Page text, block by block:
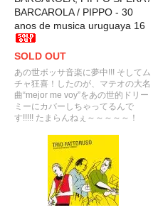
BARCAROLA / PIPPO - 30
anos de musica uruguaya 16
SOLD OUT
あの世ボッサ音楽に夢中!!! そしてム
チャ狂喜！したのが、マテオの大名
曲“mejor me voy”をあの世的ドリー
ミーにカバーしちゃってるんで
す!!!!! たまらんねぇ～～～～～！